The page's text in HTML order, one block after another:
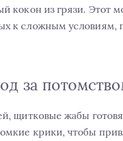
кокон из грязи. Этот
к сложным условиям,
за
щитковые жабы
крики, чтобы